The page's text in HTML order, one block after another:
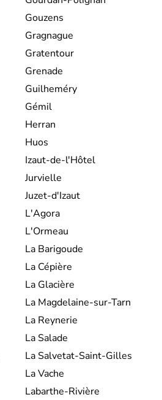
Gouzens
Gragnague
Gratentour
Grenade
Guilheméry
Gémil
Herran
Huos
Izaut-de-l'Hôtel
Jurvielle
Juzet-d'Izaut
L'Agora
L'Ormeau
La Barigoude
La Cépière
La Glacière
La Magdelaine-sur-Tarn
La Reynerie
La Salade
La Salvetat-Saint-Gilles
La Vache
Labarthe-Rivière